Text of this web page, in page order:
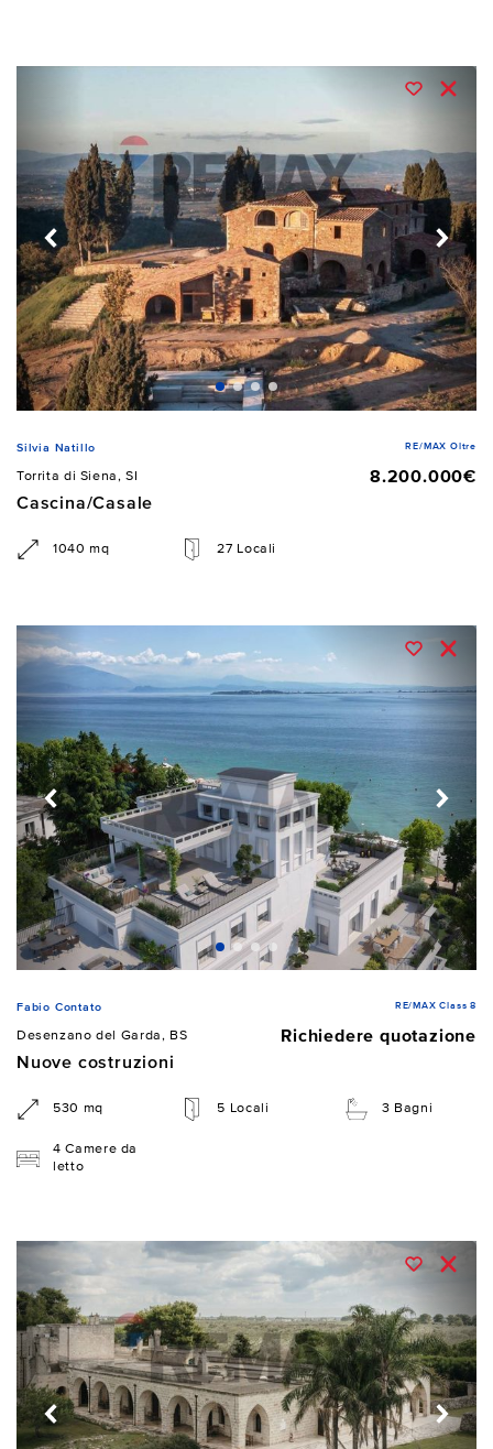
Silvia Natillo RE/MAX Oltre
Torrita di Siena, SI
8.200.000€
Cascina/Casale
1040 mq 27 Locali
Fabio Contato RE/MAX Class 8
Desenzano del Garda, BS
Richiedere quotazione
Nuove costruzioni
530 mq 5 Locali 3 Bagni
4 Camere da
letto